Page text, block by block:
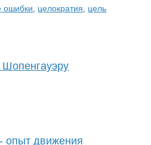
ошибки целократия
цель
опыт движения